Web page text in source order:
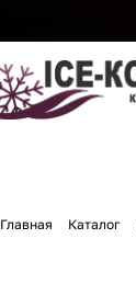
Главная Каталог